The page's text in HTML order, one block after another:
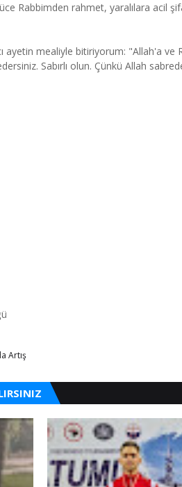
Rabbimden rahmet, yaralılara acil
ayetin mealiyle bitiriyorum: "Allah'a
Sabırlı olun. Çünkü Allah
Artış